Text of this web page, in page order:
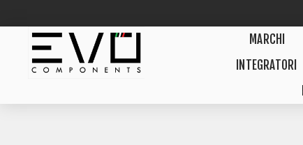
MARCHI
INTEGRATORI